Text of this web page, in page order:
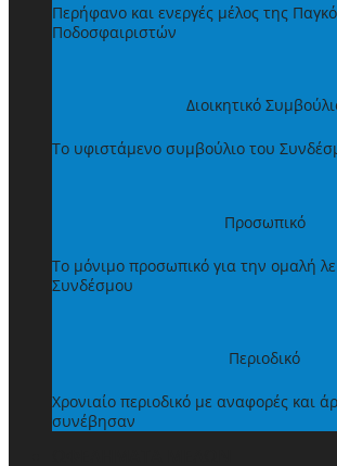
Περήφανο και ενεργές μέλος της
Ποδοσφαιριστών
Διοικητικό
Το υφιστάμενο συμβούλιο του
Προσωπικό
Το μόνιμο προσωπικό για την ομαλή
Συνδέσμου
Περιοδικό
Χρονιαίο περιοδικό με αναφορές και
συνέβησαν